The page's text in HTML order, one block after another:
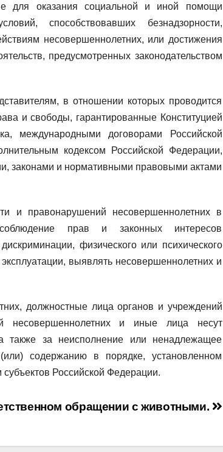
для оказания социальной и иной помощи
способствовавших безнадзорности,
несовершеннолетних, или достижения
предусмотренных законодательством
в отношении которых проводится
и свободы, гарантированные Конституцией
международными договорами Российской
кодексом Российской Федерации,
законами и нормативными правовыми актами
и правонарушений несовершеннолетних в
прав и законных интересов
физического или психического
выявлять несовершеннолетних и
должностные лица органов и учреждений
несовершеннолетних и иные лица несут
также за неисполнение или ненадлежащее
содержанию в порядке, установленном
Российской Федерации.
обращении с животными.